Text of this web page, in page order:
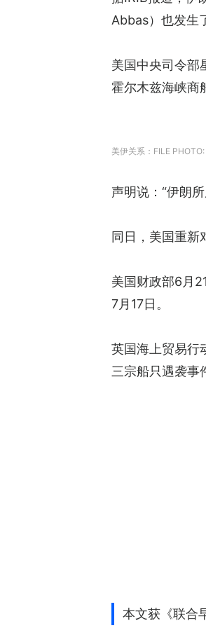
Abbas）也发生
美国中央司令部
霍尔木兹海峡商
美伊关系：FILE
声明说：“伊朗
同日，美国重新
美国财政部6月
7月17日。
英国海上贸易行
三宗船只遇袭事
本文获《联合